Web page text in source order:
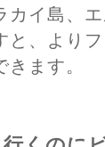
カイ島、
と、より
ます。